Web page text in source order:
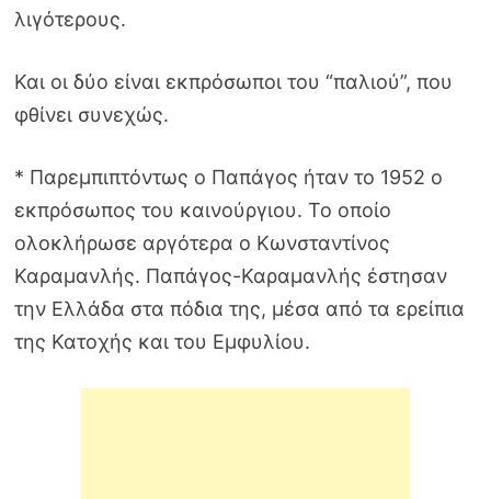
λιγότερους.
Και οι δύο είναι εκπρόσωποι του “παλιού”, που
φθίνει συνεχώς.
* Παρεμπιπτόντως ο Παπάγος ήταν το 1952 ο
εκπρόσωπος του καινούργιου. Το οποίο
ολοκλήρωσε αργότερα ο Κωνσταντίνος
Καραμανλής. Παπάγος-Καραμανλής έστησαν
την Ελλάδα στα πόδια της, μέσα από τα ερείπια
της Κατοχής και του Εμφυλίου.